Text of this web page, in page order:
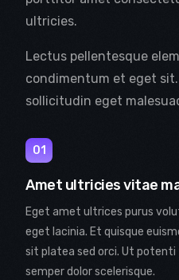
ultricies.
Lectus pellentesque
condimentum et eget
sollicitudin eget
01
Amet ultricies vitae
Eget amet ultrices purus
eget lacinia. Et quisque
sit platea sed orci. Ut
semper dolor scelerisque.